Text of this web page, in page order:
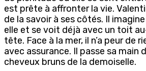
est prête à affronter la vie.
de la savoir à ses côtés. Il
elle et se voit déjà avec un toit
tête. Face à la mer, il n’a peur de
avec assurance. Il passe sa main
cheveux bruns de la demoiselle.